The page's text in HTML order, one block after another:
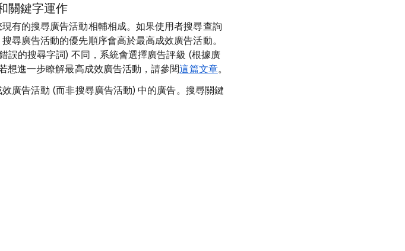
關鍵字運作
有的搜尋廣告活動相輔相成。如果使用者搜尋查詢
尋廣告活動的優先順序會高於最高成效廣告活動。
誤的搜尋字詞) 不同，系統會選擇廣告評級 (根據廣
想進一步瞭解最高成效廣告活動，請參閱這篇文章。
廣告活動 (而非搜尋廣告活動) 中的廣告。搜尋關鍵